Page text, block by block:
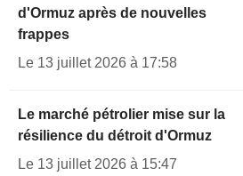
d'Ormuz après de nouvelles
frappes
Le 13 juillet 2026 à 17:58
Le marché pétrolier mise sur la
résilience du détroit d'Ormuz
Le 13 juillet 2026 à 15:47